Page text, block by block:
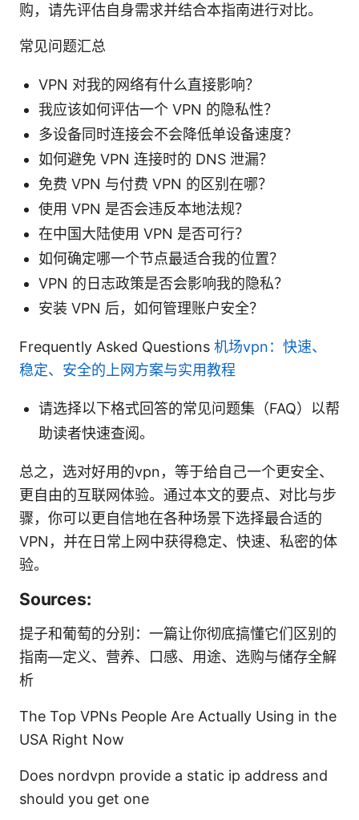
购，请先评估自身需求并结合本指南进行对比。
常见问题汇总
VPN 对我的网络有什么直接影响？
我应该如何评估一个 VPN 的隐私性？
多设备同时连接会不会降低单设备速度？
如何避免 VPN 连接时的 DNS 泄漏？
免费 VPN 与付费 VPN 的区别在哪？
使用 VPN 是否会违反本地法规？
在中国大陆使用 VPN 是否可行？
如何确定哪一个节点最适合我的位置？
VPN 的日志政策是否会影响我的隐私？
安装 VPN 后，如何管理账户安全？
Frequently Asked Questions 机场vpn：快速、
稳定、安全的上网方案与实用教程
请选择以下格式回答的常见问题集（FAQ）以帮
助读者快速查阅。
总之，选对好用的vpn，等于给自己一个更安全、
更自由的互联网体验。通过本文的要点、对比与步
骤，你可以更自信地在各种场景下选择最合适的
VPN，并在日常上网中获得稳定、快速、私密的体
验。
Sources:
提子和葡萄的分别：一篇让你彻底搞懂它们区别的
指南—定义、营养、口感、用途、选购与储存全解
析
The Top VPNs People Are Actually Using in the
USA Right Now
Does nordvpn provide a static ip address and
should you get one